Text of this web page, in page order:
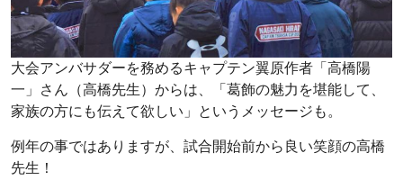
大会アンバサダーを務めるキャプテン翼原作者「高橋陽
一」さん（高橋先生）からは、「葛飾の魅力を堪能して、
家族の方にも伝えて欲しい」というメッセージも。
例年の事ではありますが、試合開始前から良い笑顔の高橋
先生！